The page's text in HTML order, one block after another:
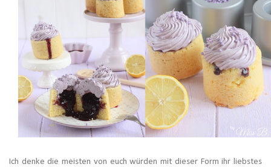
Ich denke die meisten von euch würden mit dieser Form ihr liebstes